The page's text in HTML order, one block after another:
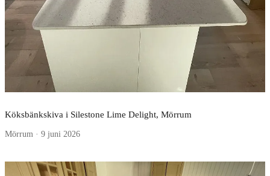
Köksbänkskiva i Silestone Lime Delight, Mörrum
Mörrum · 9 juni 2026